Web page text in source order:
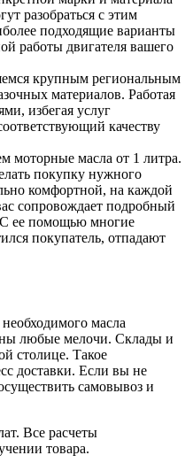
разобраться с этим
подходящие варианты
работы двигателя вашего
крупным региональным
материалов. Работая
избегая услуг
качеству
моторные масла от 1 литра.
покупку нужного
комфортной, на каждой
сопровождает подробный
С ее помощью многие
покупатель, отпадают
масла
любые мелочи. Склады и
столице. Такое
доставки. Если вы не
самовывоз и
Все расчеты
товара.